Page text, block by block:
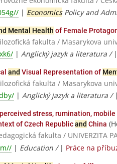
| EconomicsPolicy and
Mental Health of Female
fakulta / Masarykova
| Anglický jazyk a literatura / |
and Visual Representation of
fakulta / Masarykova
| Anglický jazyk a literatura / |
stress, rumination,
of Czech Republicand China
fakulta / UNIVERZITA
| Education / | Práce na